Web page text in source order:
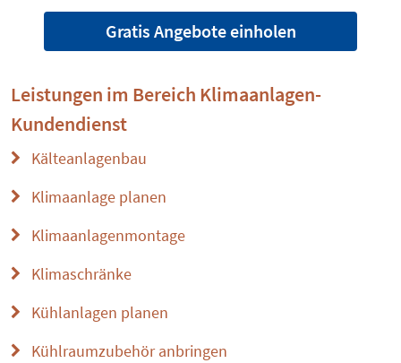
Gratis Angebote einholen
Leistungen im Bereich Klimaanlagen-
Kundendienst
Kälteanlagenbau
Klimaanlage planen
Klimaanlagenmontage
Klimaschränke
Kühlanlagen planen
Kühlraumzubehör anbringen